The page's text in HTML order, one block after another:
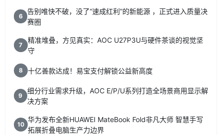
6
告别唯快不破，没了“速成红利”的新能源 ，正式进入质量决
赛圈
7
精准堆叠，方见真实：AOC U27P3U与硬件茶谈的视觉坚
守
8 十亿善款达成！易宝支付解锁公益新高度
9
细分行业需求升级，AOC E/P/U系列打造全场景商用显示解
决方案
10
华为发布全新HUAWEI MateBook Fold非凡大师 智慧手写
拓展折叠电脑生产力边界